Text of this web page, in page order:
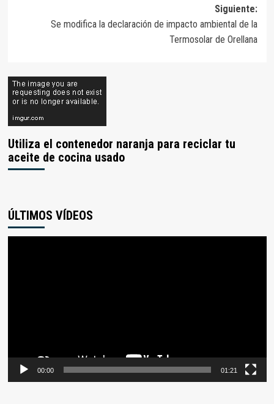
Siguiente:
Se modifica la declaración de impacto ambiental de la
Termosolar de Orellana
Utiliza el contenedor naranja para reciclar tu
aceite de cocina usado
ÚLTIMOS VÍDEOS
00:00 01:21